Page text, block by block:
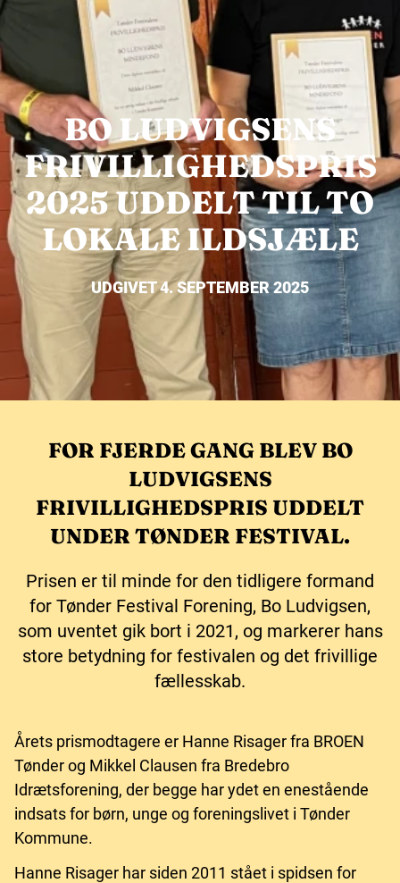
BO LUDVIGSENS
FRIVILLIGHEDSPRIS
2025 UDDELT TIL TO
LOKALE ILDSJÆLE
UDGIVET 4. SEPTEMBER 2025
FOR FJERDE GANG BLEV BO
LUDVIGSENS
FRIVILLIGHEDSPRIS UDDELT
UNDER TØNDER FESTIVAL.
Prisen er til minde for den tidligere formand
for Tønder Festival Forening, Bo Ludvigsen,
som uventet gik bort i 2021, og markerer hans
store betydning for festivalen og det frivillige
fællesskab.
Årets prismodtagere er Hanne Risager fra BROEN
Tønder og Mikkel Clausen fra Bredebro
Idrætsforening, der begge har ydet en enestående
indsats for børn, unge og foreningslivet i Tønder
Kommune.
Hanne Risager har siden 2011 stået i spidsen for